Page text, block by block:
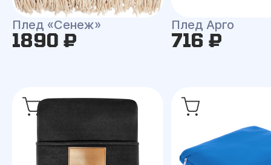
Плед «Сенеж»
1890 ₽
Плед Арго
716 ₽